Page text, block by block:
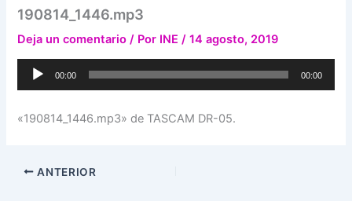
190814_1446.mp3
Deja un comentario / Por INE/14 agosto, 2019
Reproductor
00:00 00:00
«190814_1446.mp3» de TASCAM DR-05.
ANTERIOR